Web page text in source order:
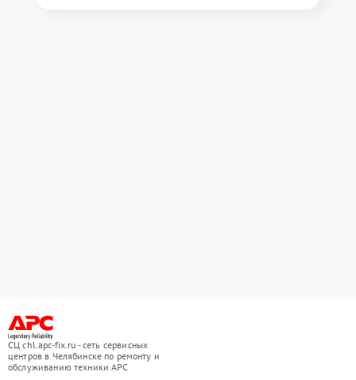
СЦ chl.apc-fix.ru - сеть сервисных
центров в Челябинске по ремонту и
обслуживанию техники APC